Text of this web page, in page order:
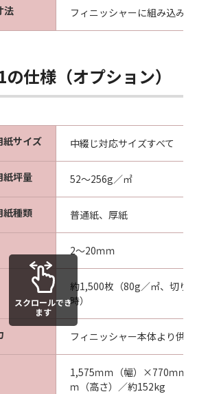
法 フィニッシャーに組み込み
仕様（オプション）
紙サイズ 中綴じ対応サイズすべて
紙坪量 52～256g／㎡
紙種類 普通紙、厚紙
2～20ｍｍ
約1,500枚（80g／㎡、切り
時）
フィニッシャー本体より供
1,575ｍｍ（幅）×770ｍｍ
ｍ（高さ）／約152kg
スクロールでき
ます